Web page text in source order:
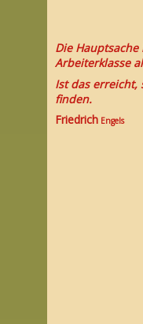
Die
Arbeiterklasse
Ist das erreicht,
finden.
Friedrich Engels